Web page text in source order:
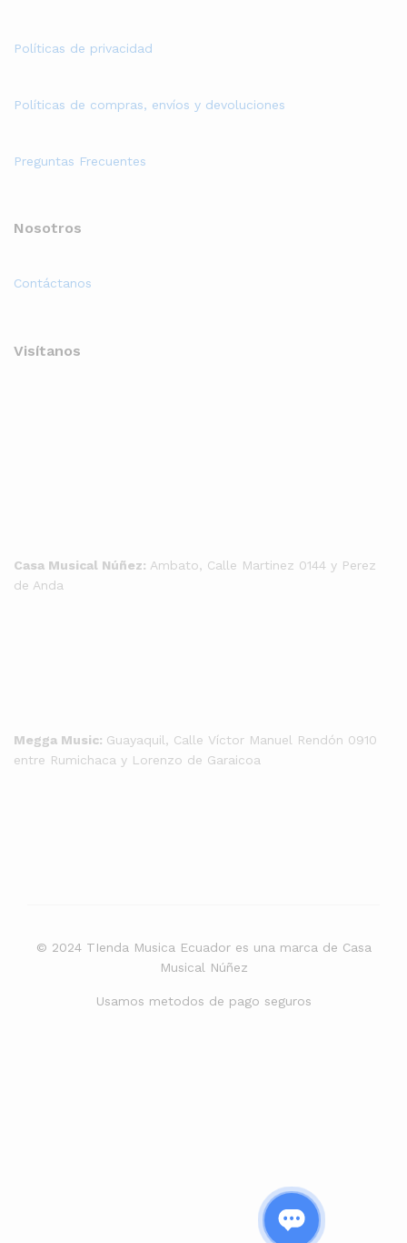
Políticas de privacidad
Políticas de compras, envíos y devoluciones
Preguntas Frecuentes
Nosotros
Contáctanos
Visítanos
Casa Musical Núñez: Ambato, Calle Martinez 0144 y Perez
de Anda
Megga Music: Guayaquil, Calle Víctor Manuel Rendón 0910
entre Rumichaca y Lorenzo de Garaicoa
© 2024 TIenda Musica Ecuador es una marca de Casa
Musical Núñez
Usamos metodos de pago seguros